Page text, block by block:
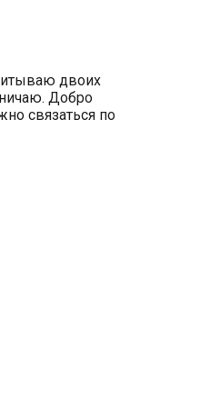
двоих
Добро
связаться по